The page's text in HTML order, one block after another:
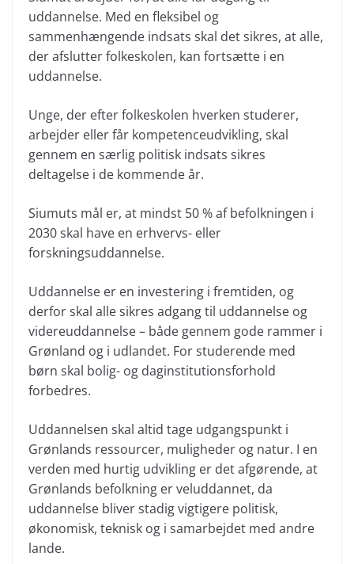
uddannelse. Med en fleksibel og
sammenhængende indsats skal det sikres, at alle,
der afslutter folkeskolen, kan fortsætte i en
uddannelse.
Unge, der efter folkeskolen hverken studerer,
arbejder eller får kompetenceudvikling, skal
gennem en særlig politisk indsats sikres
deltagelse i de kommende år.
Siumuts mål er, at mindst 50 % af befolkningen i
2030 skal have en erhvervs- eller
forskningsuddannelse.
Uddannelse er en investering i fremtiden, og
derfor skal alle sikres adgang til uddannelse og
videreuddannelse – både gennem gode rammer i
Grønland og i udlandet. For studerende med
børn skal bolig- og daginstitutionsforhold
forbedres.
Uddannelsen skal altid tage udgangspunkt i
Grønlands ressourcer, muligheder og natur. I en
verden med hurtig udvikling er det afgørende, at
Grønlands befolkning er veluddannet, da
uddannelse bliver stadig vigtigere politisk,
økonomisk, teknisk og i samarbejdet med andre
lande.